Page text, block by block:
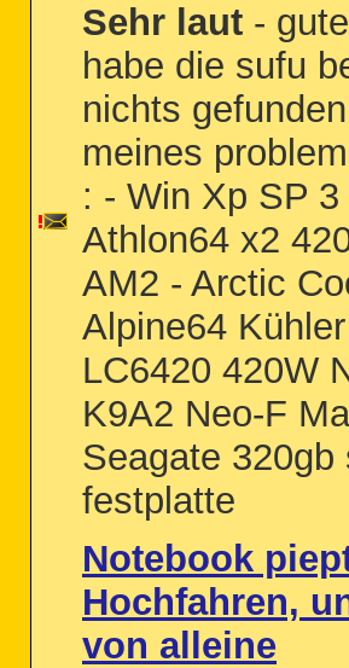
Sehr laut -
habe die sufu
nichts
meines
: - Win Xp SP 3
Athlon64 x2
AM2 - Arctic
Alpine64
LC6420 420W
K9A2 Neo-F
Seagate 320gb
festplatte
Notebook
Hochfahren,
von alleine